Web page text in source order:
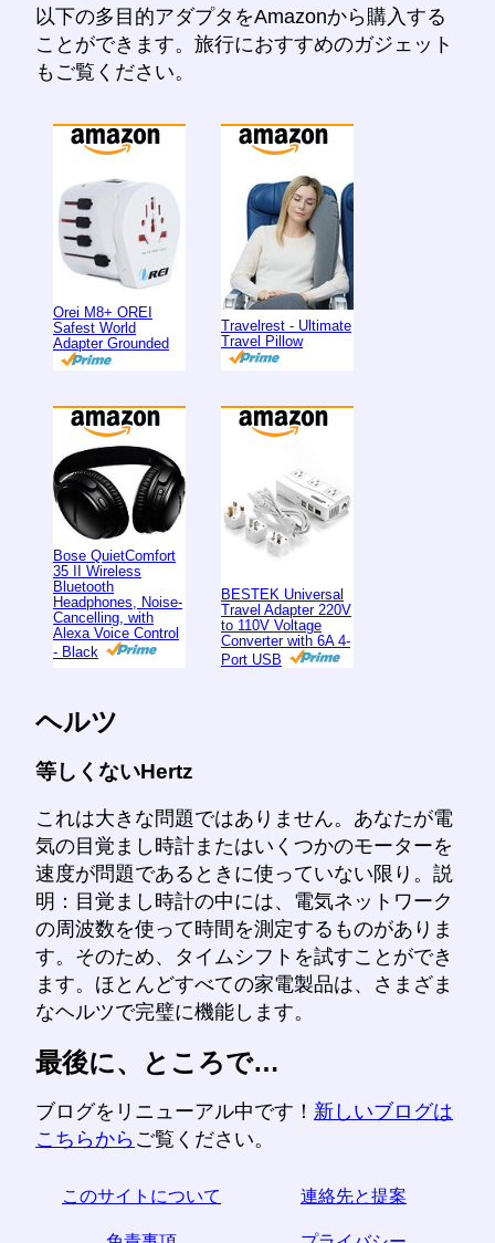
以下の多目的アダプタをAmazonから購入する
ことができます。旅行におすすめのガジェット
もご覧ください。
Orei M8+ OREI
Safest World
Adapter Grounded
Travelrest - Ultimate
Travel Pillow
Bose QuietComfort
35 II Wireless
Bluetooth
Headphones, Noise-
Cancelling, with
Alexa Voice Control
- Black
BESTEK Universal
Travel Adapter 220V
to 110V Voltage
Converter with 6A 4-
Port USB
ヘルツ
等しくないHertz
これは大きな問題ではありません。あなたが電
気の目覚まし時計またはいくつかのモーターを
速度が問題であるときに使っていない限り。説
明：目覚まし時計の中には、電気ネットワーク
の周波数を使って時間を測定するものがありま
す。そのため、タイムシフトを試すことができ
ます。ほとんどすべての家電製品は、さまざま
なヘルツで完璧に機能します。
最後に、ところで…
ブログをリニューアル中です！ 新しいブログは
こちらから ご覧ください。
このサイトについて 連絡先と提案